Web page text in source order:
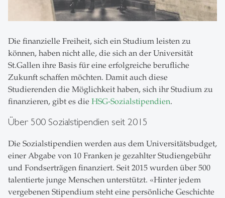
Die finanzielle Freiheit, sich ein Studium leisten zu
können, haben nicht alle, die sich an der Universität
St.Gallen ihre Basis für eine erfolgreiche berufliche
Zukunft schaffen möchten. Damit auch diese
Studierenden die Möglichkeit haben, sich ihr Studium zu
finanzieren, gibt es die HSG-Sozialstipendien.
Über 500 Sozialstipendien seit 2015
Die Sozialstipendien werden aus dem Universitätsbudget,
einer Abgabe von 10 Franken je gezahlter Studiengebühr
und Fondserträgen finanziert. Seit 2015 wurden über 500
talentierte junge Menschen unterstützt. «Hinter jedem
vergebenen Stipendium steht eine persönliche Geschichte